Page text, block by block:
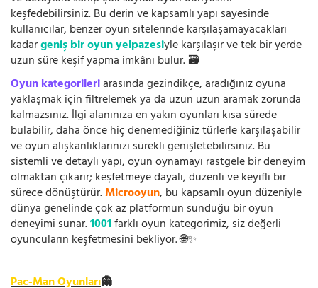
keşfedebilirsiniz. Bu derin ve kapsamlı yapı sayesinde
kullanıcılar, benzer oyun sitelerinde karşılaşamayacakları
kadargeniş bir oyun yelpazesiyle karşılaşır ve tek bir yerde
uzun süre keşif yapma imkânı bulur. 🗃️
Oyun kategorileriarasında gezindikçe, aradığınız oyuna
yaklaşmak için filtrelemek ya da uzun uzun aramak zorunda
kalmazsınız. İlgi alanınıza en yakın oyunları kısa sürede
bulabilir, daha önce hiç denemediğiniz türlerle karşılaşabilir
ve oyun alışkanlıklarınızı sürekli genişletebilirsiniz. Bu
sistemli ve detaylı yapı, oyun oynamayı rastgele bir deneyim
olmaktan çıkarır; keşfetmeye dayalı, düzenli ve keyifli bir
sürece dönüştürür.Microoyun, bu kapsamlı oyun düzeniyle
dünya genelinde çok az platformun sunduğu bir oyun
deneyimi sunar.1001farklı oyun kategorimiz, siz değerli
oyuncuların keşfetmesini bekliyor. 🌐✨
Pac-Man Oyunları👻